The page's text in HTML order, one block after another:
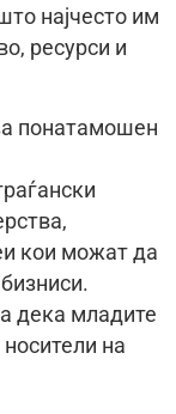
најчесто им
ресурси и
понатамошен
кои можат да
дека младите
на